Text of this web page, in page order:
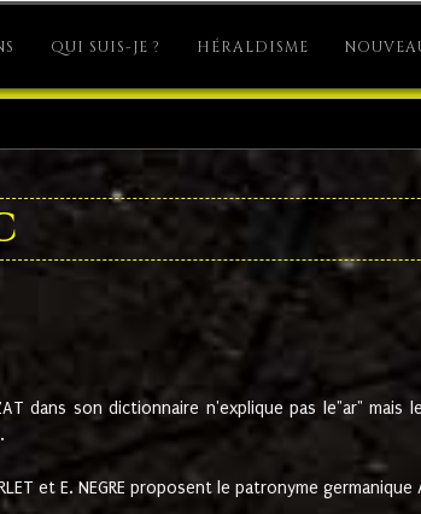
QUI SUIS-JE ? HÉRALDISME
dans son dictionnaire n'explique pas le"ar" mais
et E. NEGRE proposent le patronyme germanique